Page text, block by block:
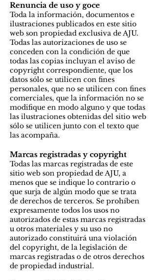
Renuncia de uso y goce
Toda la información, documentos e
ilustraciones publicados en este sitio
web son propiedad exclusiva de AJU.
Todas las autorizaciones de uso se
conceden con la condición de que
todas las copias incluyan el aviso de
copyright correspondiente, que los
datos sólo se utilicen con fines
personales, que no se utilicen con fines
comerciales, que la información no se
modifique en modo alguno y que todas
las ilustraciones obtenidas del sitio web
sólo se utilicen junto con el texto que
las acompaña.
Marcas registradas y copyright
Todas las marcas registradas de este
sitio web son propiedad de AJU, a
menos que se indique lo contrario o
que surja de algún modo que se trata
de derechos de terceros. Se prohíben
expresamente todos los usos no
autorizados de estas marcas registradas
u otros materiales y su uso no
autorizado constituirá una violación
del copyright, de la legislación de
marcas registradas o de otros derechos
de propiedad industrial.